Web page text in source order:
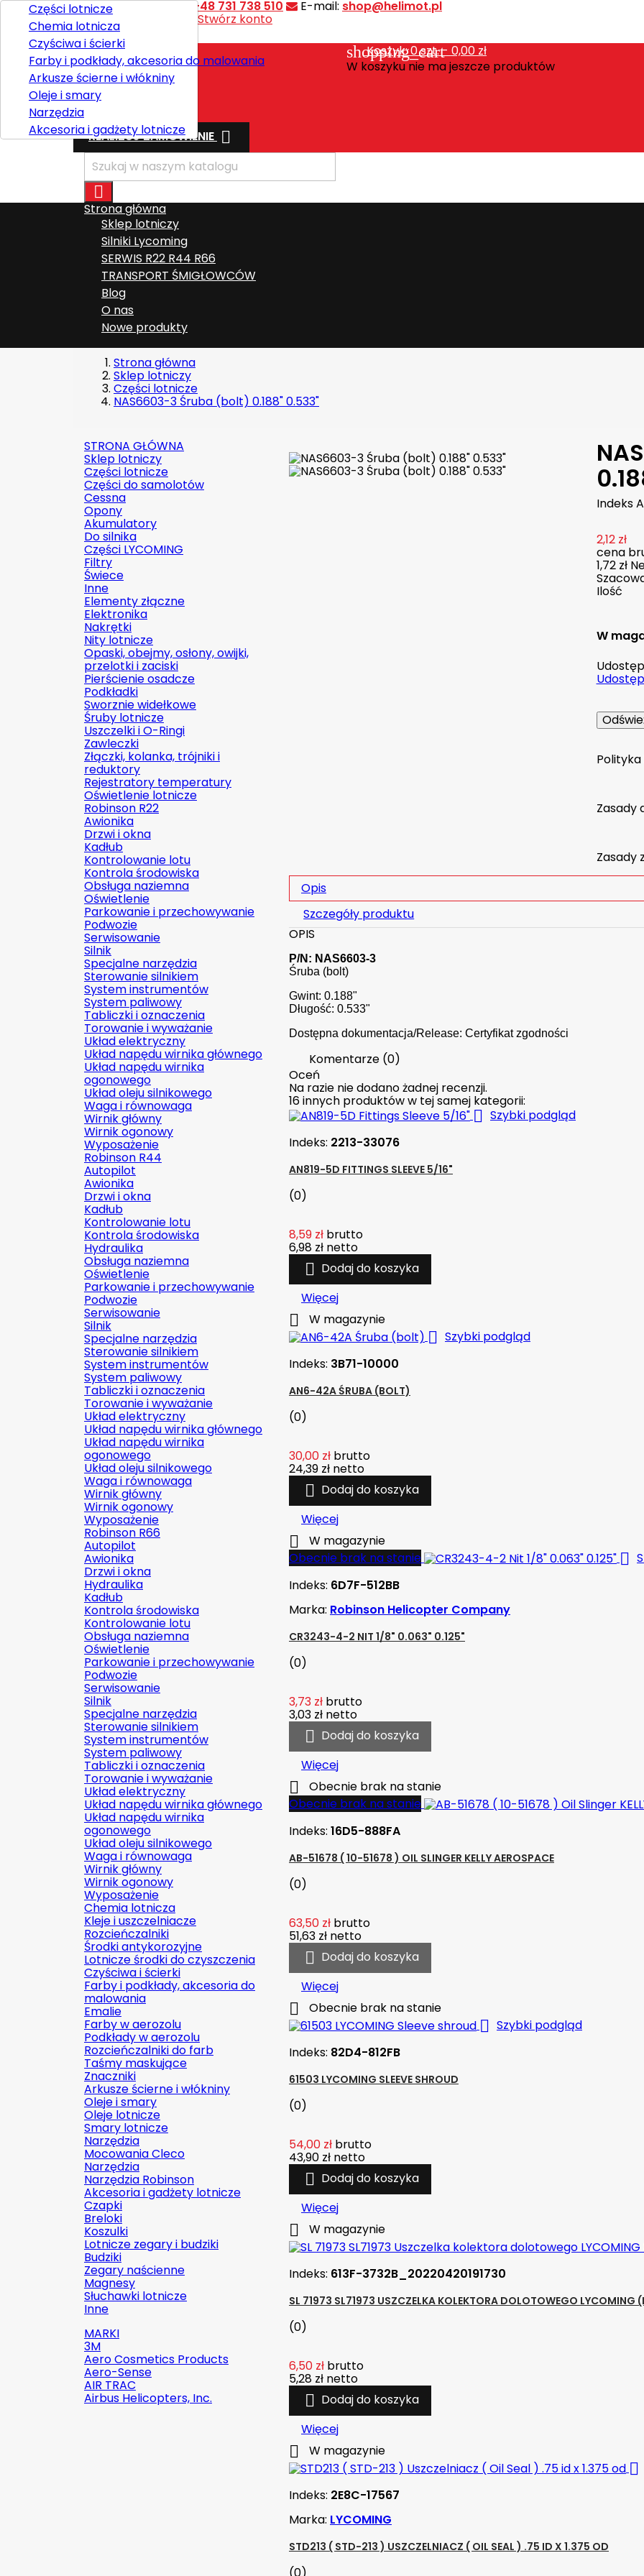
Kontakt Telefon:+48 731 738 510 E-mail: shop@helimot.pl
Witaj,
Stwórz konto
Polski
shopping_cart
Koszyk:0szt. - 0,00 zł
W koszyku nie ma jeszcze produktów
Wysyłka
Razem
REALIZUJ ZAMÓWIENIE 

Strona główna
Sklep lotniczy
Części lotnicze
Chemia lotnicza
Czyściwa i ścierki
Farby i podkłady, akcesoria do malowania
Arkusze ścierne i włókniny
Oleje i smary
Narzędzia
Akcesoria i gadżety lotnicze
Silniki Lycoming
SERWIS R22 R44 R66
TRANSPORT ŚMIGŁOWCÓW
Blog
O nas
Nowe produkty
Strona główna
Sklep lotniczy
Części lotnicze
NAS6603-3 Śruba (bolt) 0.188" 0.533"
STRONA GŁÓWNA
Sklep lotniczy
Części lotnicze
Części do samolotów
Cessna
Opony
Akumulatory
Do silnika
Części LYCOMING
Filtry
Świece
Inne
Elementy złączne
Elektronika
Nakrętki
Nity lotnicze
Opaski, obejmy, osłony, owijki,
przelotki i zaciski
Pierścienie osadcze
Podkładki
Sworznie widełkowe
Śruby lotnicze
Uszczelki i O-Ringi
Zawleczki
Złączki, kolanka, trójniki i
reduktory
Rejestratory temperatury
Oświetlenie lotnicze
Robinson R22
Awionika
Drzwi i okna
Kadłub
Kontrolowanie lotu
Kontrola środowiska
Obsługa naziemna
Oświetlenie
Parkowanie i przechowywanie
Podwozie
Serwisowanie
Silnik
Specjalne narzędzia
Sterowanie silnikiem
System instrumentów
System paliwowy
Tabliczki i oznaczenia
Torowanie i wyważanie
Układ elektryczny
Układ napędu wirnika głównego
Układ napędu wirnika
ogonowego
Układ oleju silnikowego
Waga i równowaga
Wirnik główny
Wirnik ogonowy
Wyposażenie
Robinson R44
Autopilot
Awionika
Drzwi i okna
Kadłub
Kontrolowanie lotu
Kontrola środowiska
Hydraulika
Obsługa naziemna
Oświetlenie
Parkowanie i przechowywanie
Podwozie
Serwisowanie
Silnik
Specjalne narzędzia
Sterowanie silnikiem
System instrumentów
System paliwowy
Tabliczki i oznaczenia
Torowanie i wyważanie
Układ elektryczny
Układ napędu wirnika głównego
Układ napędu wirnika
ogonowego
Układ oleju silnikowego
Waga i równowaga
Wirnik główny
Wirnik ogonowy
Wyposażenie
Robinson R66
Autopilot
Awionika
Drzwi i okna
Hydraulika
Kadłub
Kontrola środowiska
Kontrolowanie lotu
Obsługa naziemna
Oświetlenie
Parkowanie i przechowywanie
Podwozie
Serwisowanie
Silnik
Specjalne narzędzia
Sterowanie silnikiem
System instrumentów
System paliwowy
Tabliczki i oznaczenia
Torowanie i wyważanie
Układ elektryczny
Układ napędu wirnika głównego
Układ napędu wirnika
ogonowego
Układ oleju silnikowego
Waga i równowaga
Wirnik główny
Wirnik ogonowy
Wyposażenie
Chemia lotnicza
Kleje i uszczelniacze
Rozcieńczalniki
Środki antykorozyjne
Lotnicze środki do czyszczenia
Czyściwa i ścierki
Farby i podkłady, akcesoria do
malowania
Emalie
Farby w aerozolu
Podkłady w aerozolu
Rozcieńczalniki do farb
Taśmy maskujące
Znaczniki
Arkusze ścierne i włókniny
Oleje i smary
Oleje lotnicze
Smary lotnicze
Narzędzia
Mocowania Cleco
Narzędzia
Narzędzia Robinson
Akcesoria i gadżety lotnicze
Czapki
Breloki
Koszulki
Lotnicze zegary i budziki
Budziki
Zegary naścienne
Magnesy
Słuchawki lotnicze
Inne
MARKI
3M
Aero Cosmetics Products
Aero-Sense
AIR TRAC
Airbus Helicopters, Inc.
Indeks
2,12 zł
cena
1,72 zł
Ilość
W
Zasady
Zasady
Opis
Szczegóły produktu
OPIS
P/N: NAS6603-3
Śruba (bolt)
Gwint: 0.188"
Długość: 0.533"
Dostępna dokumentacja/Release: Certyfikat zgodności
Komentarze (0)
Oceń
Na razie nie dodano żadnej recenzji.
16 innych produktów w tej samej kategorii:
 Szybki podgląd
Indeks: 2213-33076
AN819-5D FITTINGS SLEEVE 5/16"
(0)
8,59 zł brutto
6,98 zł netto
 Dodaj do koszyka
Więcej
 W magazynie
 Szybki podgląd
Indeks: 3B71-10000
AN6-42A ŚRUBA (BOLT)
(0)
30,00 zł brutto
24,39 zł netto
 Dodaj do koszyka
Więcej

W magazynie
Obecnie brak na stanie

Indeks: 6D7F-512BB
Marka: Robinson Helicopter Company
CR3243-4-2 NIT 1/8" 0.063" 0.125"
(0)
3,73 zł brutto
3,03 zł netto
 Dodaj do koszyka
Więcej

Obecnie brak na stanie
Obecnie brak na stanie
Indeks: 16D5-888FA
AB-51678 ( 10-51678 ) OIL SLINGER KELLY AEROSPACE
(0)
63,50 zł brutto
51,63 zł netto
 Dodaj do koszyka
Więcej
 Obecnie brak na stanie
 Szybki podgląd
Indeks: 82D4-812FB
61503 LYCOMING SLEEVE SHROUD
(0)
54,00 zł brutto
43,90 zł netto
 Dodaj do koszyka
Więcej
 W magazynie
Indeks: 613F-3732B_20220420191730
SL 71973 SL71973 USZCZELKA KOLEKTORA DOLOTOWEGO LYCOMING
(0)
6,50 zł brutto
5,28 zł netto
 Dodaj do koszyka
Więcej
 W magazynie

Indeks: 2E8C-17567
Marka: LYCOMING
STD213 ( STD-213 ) USZCZELNIACZ ( OIL SEAL ) .75 ID X 1.375 OD